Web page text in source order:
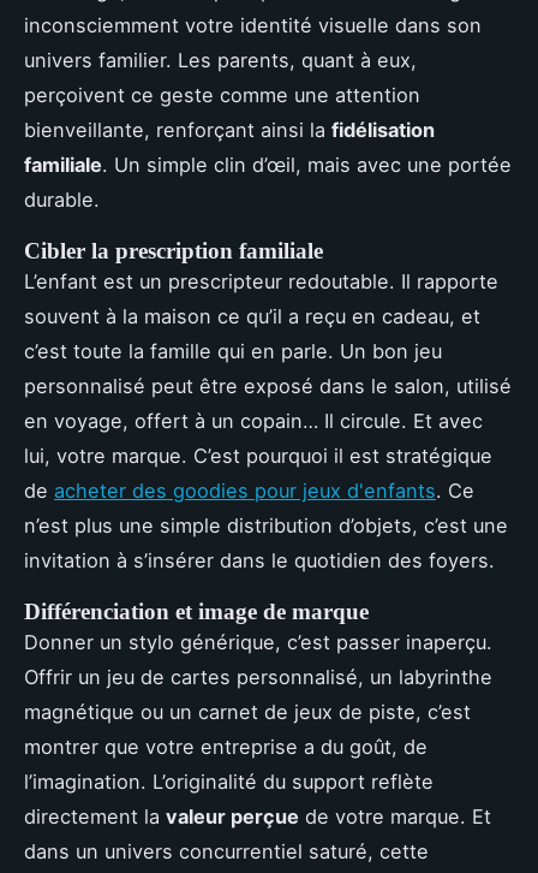
inconsciemment votre identité visuelle dans son
univers familier. Les parents, quant à eux,
perçoivent ce geste comme une attention
bienveillante, renforçant ainsi la fidélisation
familiale. Un simple clin d’œil, mais avec une portée
durable.
Cibler la prescription familiale
L’enfant est un prescripteur redoutable. Il rapporte
souvent à la maison ce qu’il a reçu en cadeau, et
c’est toute la famille qui en parle. Un bon jeu
personnalisé peut être exposé dans le salon, utilisé
en voyage, offert à un copain… Il circule. Et avec
lui, votre marque. C’est pourquoi il est stratégique
de acheter des goodies pour jeux d'enfants. Ce
n’est plus une simple distribution d’objets, c’est une
invitation à s’insérer dans le quotidien des foyers.
Différenciation et image de marque
Donner un stylo générique, c’est passer inaperçu.
Offrir un jeu de cartes personnalisé, un labyrinthe
magnétique ou un carnet de jeux de piste, c’est
montrer que votre entreprise a du goût, de
l’imagination. L’originalité du support reflète
directement la valeur perçue de votre marque. Et
dans un univers concurrentiel saturé, cette